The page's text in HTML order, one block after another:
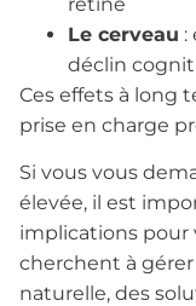
Le cerveau :
déclin
Ces effets à long
prise en charge
Si vous vous
élevée, il est
implications pour
cherchent à
naturelle, des